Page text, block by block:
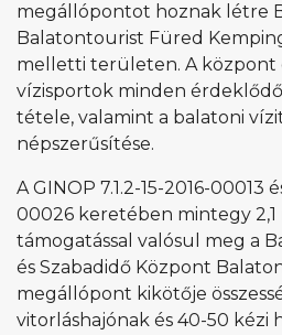
megállópontot hoznak létre
Balatontourist Füred
melletti területen. A központ
vízisportok minden
tétele, valamint a balatoni
népszerűsítése.
A GINOP 7.1.2-15-2016-00013
00026 keretében mintegy 2,1
támogatással valósul meg a
és Szabadidő Központ
megállópont kikötője
vitorláshajónak és 40-50 kézi